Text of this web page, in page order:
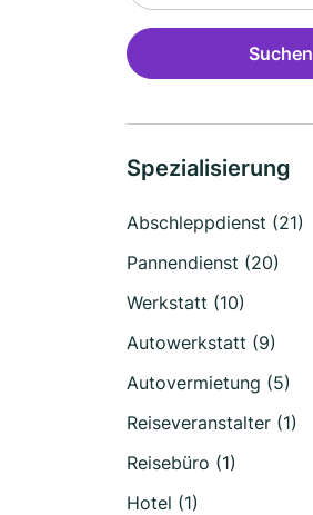
Suchen
Spezialisierung
Abschleppdienst (21)
Pannendienst (20)
Werkstatt (10)
Autowerkstatt (9)
Autovermietung (5)
Reiseveranstalter (1)
Reisebüro (1)
Hotel (1)